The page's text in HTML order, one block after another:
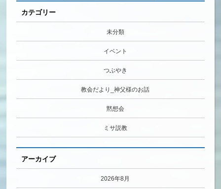
カテゴリー
未分類
イベント
つぶやき
教会だより_神父様のお話
黙想会
ミサ説教
アーカイブ
2026年8月